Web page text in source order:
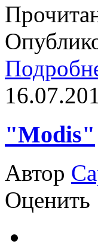
"Modis"
Автор
Оценить